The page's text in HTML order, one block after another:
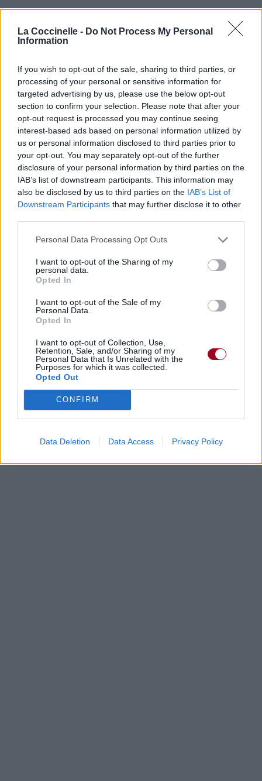
La Coccinelle - Do Not Process My Personal
Information
If you wish to opt-out of the sale, sharing to third parties, or
processing of your personal or sensitive information for
targeted advertising by us, please use the below opt-out
section to confirm your selection. Please note that after your
opt-out request is processed you may continue seeing
interest-based ads based on personal information utilized by
us or personal information disclosed to third parties prior to
your opt-out. You may separately opt-out of the further
disclosure of your personal information by third parties on the
IAB’s list of downstream participants. This information may
also be disclosed by us to third parties on the IAB’s List of
Downstream Participants that may further disclose it to other
Personal Data Processing Opt Outs
I want to opt-out of the Sharing of my
personal data.
Opted In
I want to opt-out of the Sale of my
Personal Data.
Opted In
I want to opt-out of Collection, Use,
Retention, Sale, and/or Sharing of my
Personal Data that Is Unrelated with the
Purposes for which it was collected.
Opted Out
CONFIRM
Data Deletion Data Access Privacy Policy